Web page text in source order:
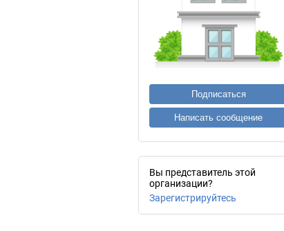
Подписаться
Написать сообщение
Вы представитель этой
организации?
Зарегистрируйтесь